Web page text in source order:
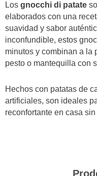
Los gnocchi di patate
elaborados con una
suavidad y sabor
inconfundible, estos
minutos y combinan a la
pesto o mantequilla con
Hechos con patatas de
artificiales, son ideales
reconfortante en casa